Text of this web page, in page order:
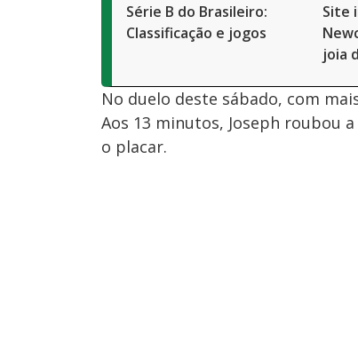
Série B do Brasileiro:
Classificação e jogos
Site
joia
No duelo deste sábado, com
Aos 13 minutos, Joseph roubou
o placar.